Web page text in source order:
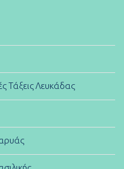
Τάξεις Λευκάδας